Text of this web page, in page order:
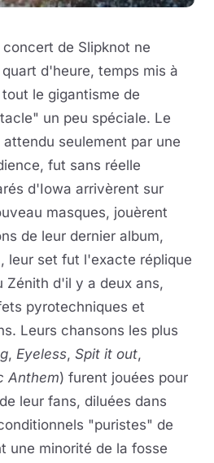
de Slipknot ne
d'heure, temps mis à
le gigantisme de
un peu spéciale. Le
seulement par une
fut sans réelle
d'Iowa arrivèrent sur
masques, jouèrent
de leur dernier album,
leur set fut l'exacte réplique
Zénith d'il y a deux ans,
pyrotechniques et
Leurs chansons les plus
, Eyeless, Spit it out,
Anthem) furent jouées pour
leur fans, diluées dans
"puristes" de
une minorité de la fosse